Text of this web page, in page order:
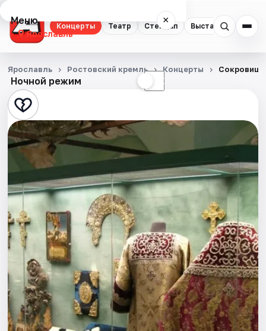
Концерты Театр Стендап Выставки
Меню ×
Ярославль
Концерты
Театр
Стендап
Выставки
Квесты
Экскурсии
События
Города
Площадки
Артисты
Ночной режим ☾
Ярославль Ростовский кремль Концерты